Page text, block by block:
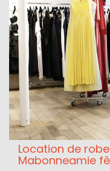
Location de
Mabonneamie